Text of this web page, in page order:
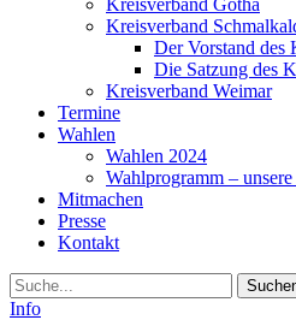
Kreisverband Gotha
Kreisverband
Der Vorstand des
Die Satzung des
Kreisverband Weimar
Termine
Wahlen
Wahlen 2024
Wahlprogramm –
Mitmachen
Presse
Kontakt
Suche
Info